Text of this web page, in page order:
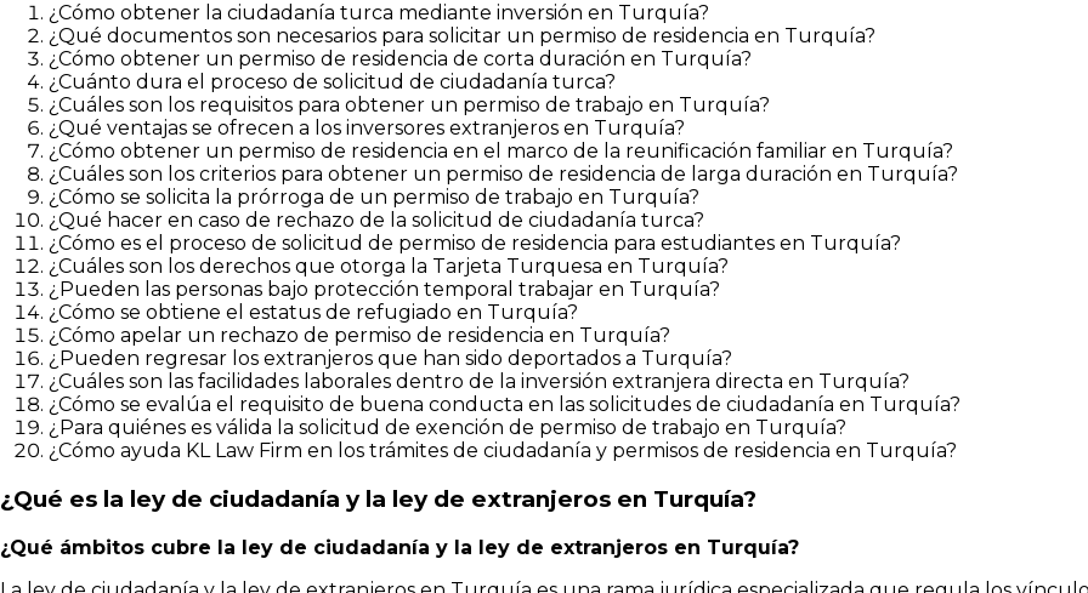
¿Cómo obtener la ciudadanía turca mediante inversión en Turquía?
¿Qué documentos son necesarios para solicitar un permiso de residencia en Turquía?
¿Cómo obtener un permiso de residencia de corta duración en Turquía?
¿Cuánto dura el proceso de solicitud de ciudadanía turca?
¿Cuáles son los requisitos para obtener un permiso de trabajo en Turquía?
¿Qué ventajas se ofrecen a los inversores extranjeros en Turquía?
¿Cómo obtener un permiso de residencia en el marco de la reunificación familiar en Turquía?
¿Cuáles son los criterios para obtener un permiso de residencia de larga duración en Turquía?
¿Cómo se solicita la prórroga de un permiso de trabajo en Turquía?
¿Qué hacer en caso de rechazo de la solicitud de ciudadanía turca?
¿Cómo es el proceso de solicitud de permiso de residencia para estudiantes en Turquía?
¿Cuáles son los derechos que otorga la Tarjeta Turquesa en Turquía?
¿Pueden las personas bajo protección temporal trabajar en Turquía?
¿Cómo se obtiene el estatus de refugiado en Turquía?
¿Cómo apelar un rechazo de permiso de residencia en Turquía?
¿Pueden regresar los extranjeros que han sido deportados a Turquía?
¿Cuáles son las facilidades laborales dentro de la inversión extranjera directa en Turquía?
¿Cómo se evalúa el requisito de buena conducta en las solicitudes de ciudadanía en Turquía?
¿Para quiénes es válida la solicitud de exención de permiso de trabajo en Turquía?
¿Cómo ayuda KL Law Firm en los trámites de ciudadanía y permisos de residencia en Turquía?
¿Qué es la ley de ciudadanía y la ley de extranjeros en Turquía?
¿Qué ámbitos cubre la ley de ciudadanía y la ley de extranjeros en Turquía?